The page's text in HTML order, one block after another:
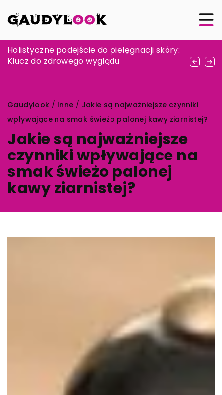
Jak szkolenia online mogą zwiększyć
efektywność pracy księgowych?
Holistyczne podejście do pielęgnacji skóry:
Klucz do zdrowego wyglądu
Jak naturalne składniki mogą wspomagać
kondycję organizmu i poprawiać wydolność
Gaudylook / Inne / Jakie są najważniejsze czynniki
wpływające na smak świeżo palonej kawy ziarnistej?
Jakie są najważniejsze
czynniki wpływające na
smak świeżo palonej
kawy ziarnistej?